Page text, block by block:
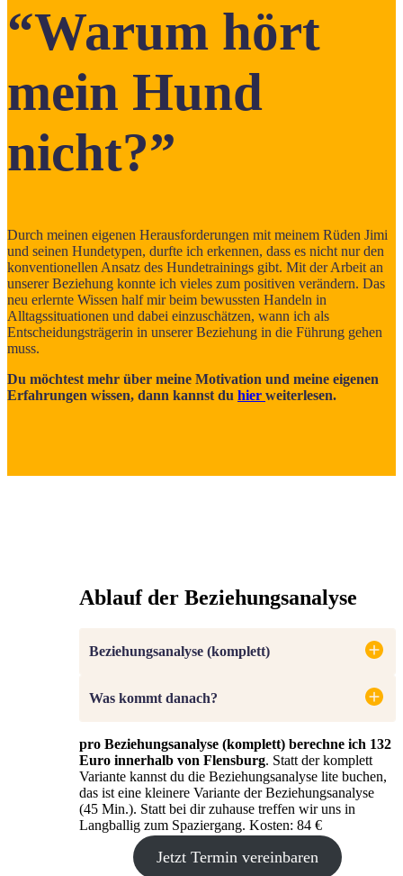
“Warum hört
mein Hund
nicht?”
Durch meinen eigenen Herausforderungen mit meinem Rüden Jimi
und seinen Hundetypen, durfte ich erkennen, dass es nicht nur den
konventionellen Ansatz des Hundetrainings gibt. Mit der Arbeit an
unserer Beziehung konnte ich vieles zum positiven verändern. Das
neu erlernte Wissen half mir beim bewussten Handeln in
Alltagssituationen und dabei einzuschätzen, wann ich als
Entscheidungsträgerin in unserer Beziehung in die Führung gehen
muss.
Du möchtest mehr über meine Motivation und meine eigenen
Erfahrungen wissen, dann kannst du hier weiterlesen.
Ablauf der Beziehungsanalyse
Beziehungsanalyse (komplett)
Was kommt danach?
pro Beziehungsanalyse (komplett) berechne ich 132
Euro innerhalb von Flensburg. Statt der komplett
Variante kannst du die Beziehungsanalyse lite buchen,
das ist eine kleinere Variante der Beziehungsanalyse
(45 Min.). Statt bei dir zuhause treffen wir uns in
Langballig zum Spaziergang. Kosten: 84 €
Jetzt Termin vereinbaren